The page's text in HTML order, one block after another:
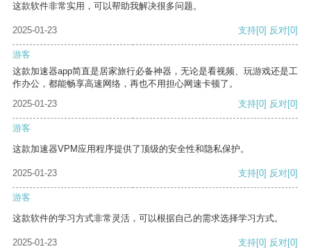
这款软件非常实用，可以帮助我解决很多问题。
2025-01-23 支持[0] 反对[0]
游客
这款加速器app简直是居家旅行必备神器，无论是看视频、玩游戏还是工
作办公，都能畅享高速网络，再也不用担心网速卡顿了。
2025-01-23
支持[0] 反对[0]
游客
这款加速器VPM应用程序提供了顶级的安全性和隐私保护。
2025-01-23 支持[0] 反对[0]
游客
这款软件的学习方式非常灵活，可以根据自己的需求选择学习方式。
2025-01-23 支持[0] 反对[0]